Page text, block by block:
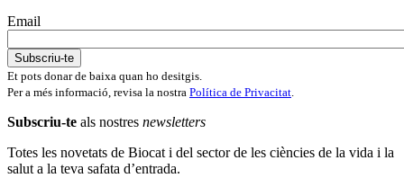
Email
Et pots donar de baixa quan ho desitgis.
Per a més informació, revisa la nostra Política de Privacitat.
Subscriu-te als nostres newsletters
Totes les novetats de Biocat i del sector de les ciències de la vida i la
salut a la teva safata d’entrada.